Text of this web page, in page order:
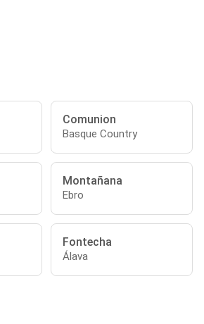
Comunion
Basque Country
Montañana
Ebro
Fontecha
Álava